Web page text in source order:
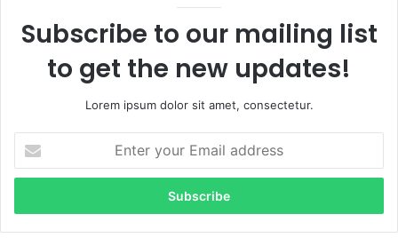
Subscribe to our mailing list
to get the new updates!
Lorem ipsum dolor sit amet, consectetur.
t
r
y